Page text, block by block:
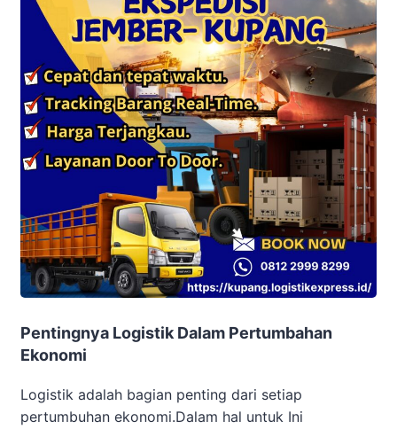
Pentingnya Logistik Dalam Pertumbahan
Ekonomi
Logistik adalah bagian penting dari setiap
pertumbuhan ekonomi.Dalam hal untuk Ini